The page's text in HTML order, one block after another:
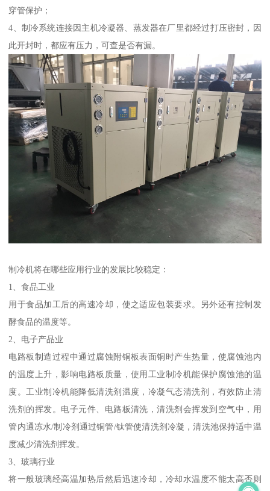
穿管保护；
4、制冷系统连接因主机冷凝器、蒸发器在厂里都经过打压密封，因
此开封时，都应有压力，可查是否有漏。
制冷机将在哪些应用行业的发展比较稳定：
1、食品工业
用于食品加工后的高速冷却，使之适应包装要求。另外还有控制发
酵食品的温度等。
2、电子产品业
电路板制造过程中通过腐蚀附铜板表面铜时产生热量，使腐蚀池内
的温度上升，影响电路板质量，使用工业制冷机能保护腐蚀池的温
度。工业制冷机能降低清洗剂温度，冷凝气态清洗剂，有效防止清
洗剂的挥发。电子元件、电路板清洗，清洗剂会挥发到空气中，用
管内通冻水/制冷剂通过铜管/钛管使清洗剂冷凝，清洗池保持适中温
度减少清洗剂挥发。
3、玻璃行业
将一般玻璃经高温加热后然后迅速冷却，冷却水温度不能太高否则